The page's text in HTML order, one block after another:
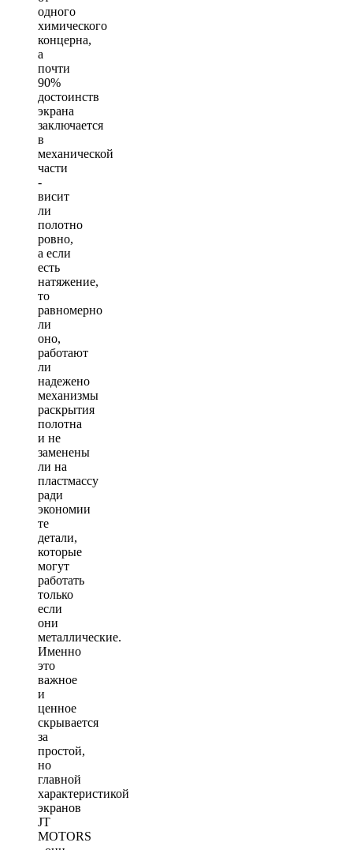
одного
химического
концерна,
а
почти
90%
достоинств
экрана
заключается
в
механической
части
-
висит
ли
полотно
ровно,
а если
есть
натяжение,
то
равномерно
ли
оно,
работают
ли
надежено
механизмы
раскрытия
полотна
и не
заменены
ли на
пластмассу
ради
экономии
те
детали,
которые
могут
работать
только
если
они
металлические.
Именно
это
важное
и
ценное
скрывается
за
простой,
но
главной
характеристикой
экранов
JT
MOTORS